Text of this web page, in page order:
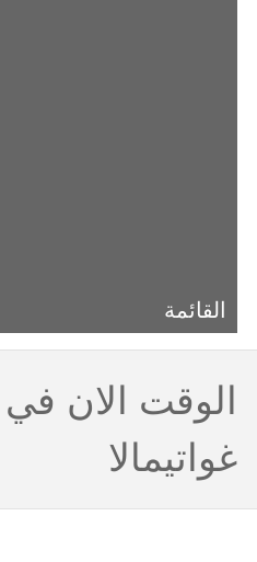
القائمة
غواتيمالا